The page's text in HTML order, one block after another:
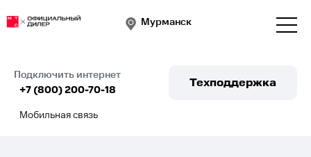
Мурманск
Подключить
Подключить интернет
+7 (800) 200-70-18
Техподдержка
Мобильная связь